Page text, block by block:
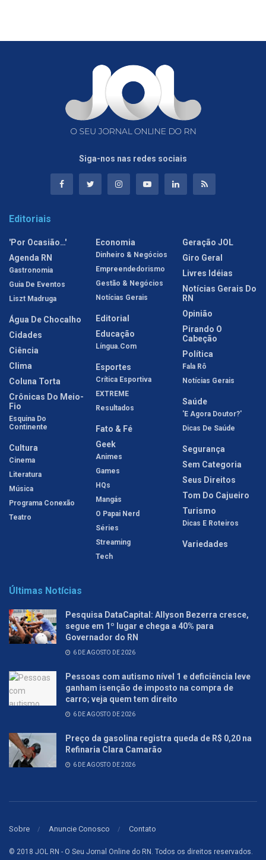
Siga-nos nas redes sociais
Editoriais
'Por Ocasião…'
Agenda RN
Gastronomia
Guia De Eventos
Liszt Madruga
Água De Chocalho
Cidades
Ciência
Clima
Coluna Torta
Crônicas Do Meio-
Fio
Esquina Do
Continente
Cultura
Cinema
Literatura
Música
Programa Conexão
Teatro
Economia
Dinheiro & Negócios
Empreendedorismo
Gestão & Negócios
Notícias Gerais
Editorial
Educação
Língua.com
Esportes
Crítica Esportiva
EXTREME
Resultados
Fato & Fé
Geek
Animes
Games
HQs
Mangás
O Papai Nerd
Séries
Streaming
Tech
Geração JOL
Giro Geral
Livres Idéias
Notícias Gerais Do
RN
Opinião
Pirando O
Cabeção
Política
Fala Rô
Notícias Gerais
Saúde
'E Agora Doutor?'
Dicas De Saúde
Segurança
Sem Categoria
Seus Direitos
Tom Do Cajueiro
Turismo
Dicas E Roteiros
Variedades
Últimas Notícias
Pesquisa DataCapital: Allyson Bezerra cresce,
segue em 1º lugar e chega a 40% para
Governador do RN
6 DE AGOSTO DE 2026
Pessoas com autismo nível 1 e deficiência leve
ganham isenção de imposto na compra de
carro; veja quem tem direito
6 DE AGOSTO DE 2026
Preço da gasolina registra queda de R$ 0,20 na
Refinaria Clara Camarão
6 DE AGOSTO DE 2026
Sobre Anuncie Conosco Contato
© 2018 JOL RN - O Seu Jornal Online do RN. Todos os direitos reservados.